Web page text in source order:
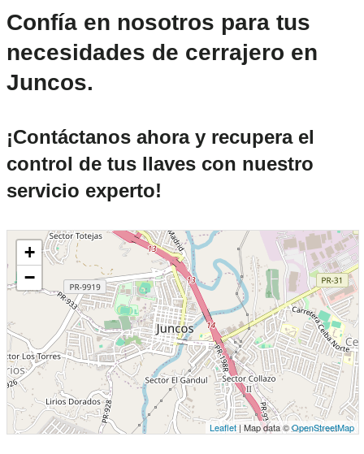
Confía en nosotros para tus
necesidades de cerrajero en
Juncos.
¡Contáctanos ahora y recupera el
control de tus llaves con nuestro
servicio experto!
+
−
Leaflet | Map data ©OpenStreetMap